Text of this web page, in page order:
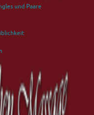
und Paare